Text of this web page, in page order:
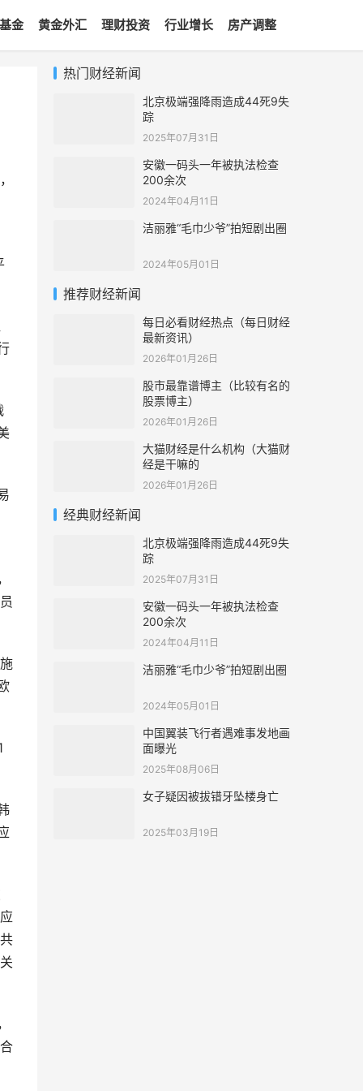
金 黄金外汇 理财投资 行业增长 房产调整
热门财经新闻
北京极端强降雨造成44死9失
踪
2025年07月31日
安徽一码头一年被执法检查
200余次
2024年04月11日
洁丽雅“毛巾少爷”拍短剧出圈
2024年05月01日
推荐财经新闻
每日必看财经热点（每日财经
最新资讯）
2026年01月26日
股市最靠谱博主（比较有名的
股票博主）
2026年01月26日
大猫财经是什么机构（大猫财
经是干嘛的
2026年01月26日
经典财经新闻
北京极端强降雨造成44死9失
踪
2025年07月31日
安徽一码头一年被执法检查
200余次
2024年04月11日
洁丽雅“毛巾少爷”拍短剧出圈
2024年05月01日
中国翼装飞行者遇难事发地画
面曝光
2025年08月06日
女子疑因被拔错牙坠楼身亡
2025年03月19日